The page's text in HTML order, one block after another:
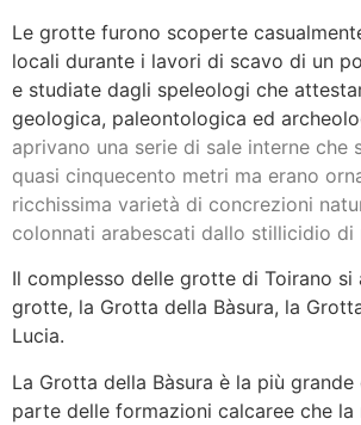
Le grotte furono scoperte
locali durante i lavori di scavo di un
e studiate dagli speleologi che
geologica, paleontologica ed
aprivano una serie di sale interne
quasi cinquecento metri ma erano
ricchissima varietà di concrezioni
colonnati arabescati dallo stillicidio di
Il complesso delle grotte di Toirano
grotte, la Grotta della Bàsura, la
Lucia.
La Grotta della Bàsura è la più
parte delle formazioni calcaree che